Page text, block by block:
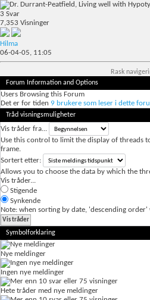
3 Svar
7,353 Visninger
Hilma
06-04-05, 11:05
Rask
Forum Information and Options
Users Browsing this Forum
Det er for tiden 9 brukere som leser i dette
Tråd visningsmuligheter
Vis tråder fra...
Use this control to limit the display of threads
frame.
Sortert etter:
Allows you to choose the data by which the
Vis tråder...
Stigende
Synkende
Note: when sorting by date, 'descending
Symbolforklaring
Nye meldinger
Ingen nye meldinger
Hete tråder med nye meldinger